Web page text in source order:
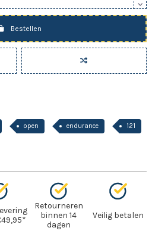
Bestellen
open endurance 121
Retourneren
binnen 14
dagen
Veilig betalen